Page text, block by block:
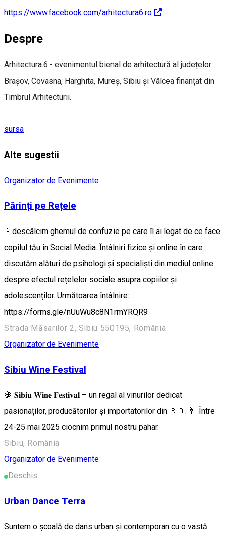
https://www.facebook.com/arhitectura6.ro
Despre
Arhitectura.6 - evenimentul bienal de arhitectură al județelor
Brașov, Covasna, Harghita, Mureș, Sibiu și Vâlcea finanțat din
Timbrul Arhitecturii.
sursa
Alte sugestii
Organizator de Evenimente
Părinți pe Rețele
📱descâlcim ghemul de confuzie pe care îl ai legat de ce face
copilul tău în Social Media. Întâlniri fizice și online în care
discutăm alături de psihologi și specialiști din mediul online
despre efectul rețelelor sociale asupra copiilor și
adolescenților. Următoarea întâlnire:
https://forms.gle/nUuWu8c8N1rmYRQR9
Strada Măsarilor 2, Sibiu 550195, România
Organizator de Evenimente
Sibiu Wine Festival
🍇 𝐒𝐢𝐛𝐢𝐮 𝐖𝐢𝐧𝐞 𝐅𝐞𝐬𝐭𝐢𝐯𝐚𝐥 – un regal al vinurilor dedicat
pasionaților, producătorilor și importatorilor din 🇷🇴. 🥂 Între
24-25 mai 2025 ciocnim primul nostru pahar.
Sibiu, România
Organizator de Evenimente
Deschis
Urban Dance Terra
Suntem o școală de dans urban și contemporan cu o vastă